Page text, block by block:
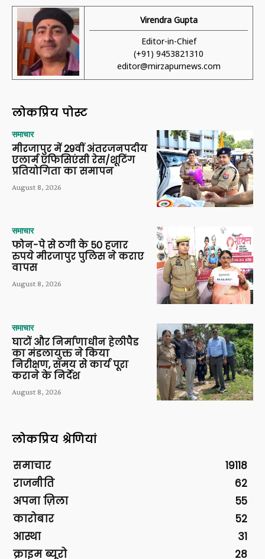
Virendra Gupta
Editor-in-Chief
(+91) 9453821310
editor@mirzapurnews.com
लोकप्रिय पोस्ट
समाचार
मीरजापुर में 29वीं अंतरजनपदीय
एलार्म एफिसिएंसी रेस/शूटिंग
प्रतियोगिता का समापन
August 8, 2026
समाचार
फोन-पे से ठगी के 50 हजार
रुपये मीरजापुर पुलिस ने कराए
वापस
August 8, 2026
समाचार
घाटों और निर्माणाधीन हेलीपैड
का मंडलायुक्त ने किया
निरीक्षण, समय से कार्य पूरा
कराने के निर्देश
August 8, 2026
लोकप्रिय श्रेणियां
समाचार
19118
राजनीति
62
अपना ज़िला
55
कारोबार
52
आस्था
31
क्राइम ब्यूरो
28